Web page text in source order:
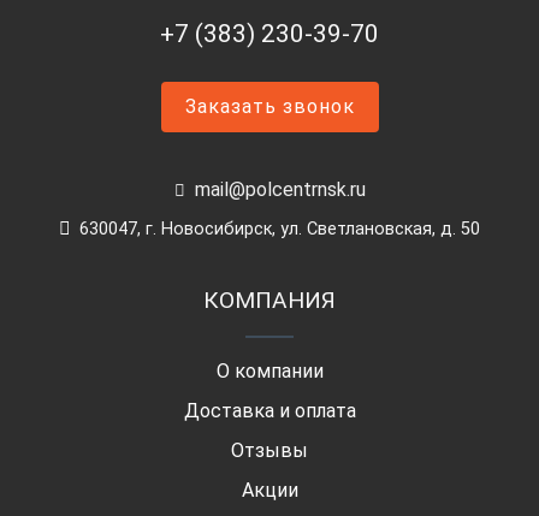
+7 (383) 230-39-70
Заказать звонок
mail@polcentrnsk.ru
630047, г. Новосибирск, ул. Светлановская, д. 50
КОМПАНИЯ
О компании
Доставка и оплата
Отзывы
Акции